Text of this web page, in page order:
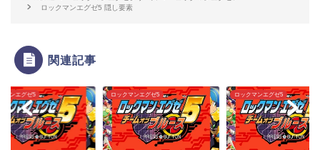
ロックマンエグゼ5 隠し要素
関連記事
マンエグゼ5 ロックマンエグゼ5 ロックマンエグゼ5